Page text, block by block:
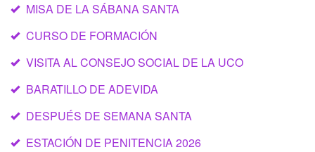
MISA DE LA SÁBANA SANTA
CURSO DE FORMACIÓN
VISITA AL CONSEJO SOCIAL DE LA UCO
BARATILLO DE ADEVIDA
DESPUÉS DE SEMANA SANTA
ESTACIÓN DE PENITENCIA 2026